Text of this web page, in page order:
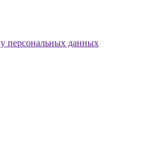
персональных данных